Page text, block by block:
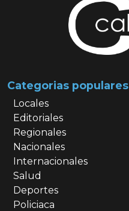
Categorias populares
Locales
Editoriales
Regionales
Nacionales
Internacionales
Salud
Deportes
Policiaca